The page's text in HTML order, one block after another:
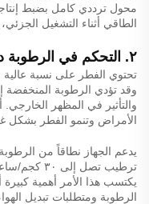
محول ترددي كامل بضبط
الطاقي أثناء التشغيل
٢. التحكم في الرطوبة دون تخمين
تحتوي الفطر على نسبة
وقد تؤدي الرطوبة المنخفضة
والتأثير في المظهر الخارجي.
الأمراض وتنمو الفطر بشكل
ترطيب تصل
يكتسب هذا الأمر أهمية كبيرة
الرطوبة ومتطلبات تبديل